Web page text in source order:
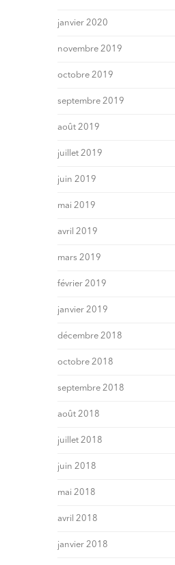
janvier 2020
novembre 2019
octobre 2019
septembre 2019
août 2019
juillet 2019
juin 2019
mai 2019
avril 2019
mars 2019
février 2019
janvier 2019
décembre 2018
octobre 2018
septembre 2018
août 2018
juillet 2018
juin 2018
mai 2018
avril 2018
janvier 2018